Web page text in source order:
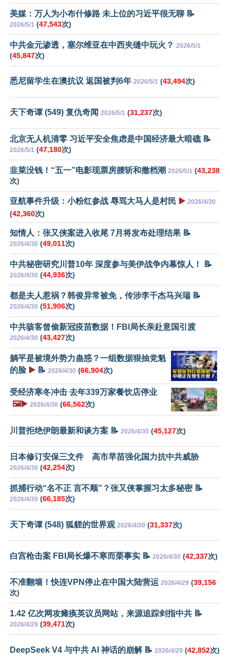
美媒：万人为小布什修路 未上位的习近平很无聊 📝
2026/5/1 (47,543次)
中共金元渗透，塞尔维亚在中西夹缝中玩火？ 2026/5/1
(45,847次)
悉尼留学生在澳抗议 返国被判6年 2026/5/1 (43,494次)
天下奇谭 (549) 复仇奇闻 2026/5/1 (31,237次)
北京无人机清零 习近平安全焦虑是中国经济最大暗礁 📝
2026/5/1 (47,180次)
韭菜没钱！“五一”电影现票房腰斩和撤档潮 2026/5/1 (43,238
次)
亚航事件升级：小粉红参战 辱骂大马人是村民 ▶️ 2026/4/30
(42,360次)
知情人：张又侠案进入收尾 7月将发布处理结果 📝
2026/4/30 (49,011次)
中共秘密研究川普10年 深度参与美伊战争内幕惊人！ 📝
2026/4/30 (44,936次)
都是夫人惹祸？韩俊异常被免，传涉李干杰马兴瑞 📝
2026/4/30 (51,906次)
中共骇客曾偷新冠疫苗数据！FBI局长亲赴意国引渡
2026/4/30 (43,427次)
躺平是被境外势力蛊惑？一组数据狠抽党魁
的脸 ▶️ 📝 2026/4/30 (66,904次)
受经济寒冬冲击 去年339万家餐饮店停业
🖼️▶️ 2026/4/30 (66,562次)
川普拒绝伊朗最新和谈方案 📝 2026/4/30 (45,127次)
日本修订安保三文件 高市早苗强化国力抗中共威胁
2026/4/30 (42,254次)
抓捕行动“名不正 言不顺”？张又侠掌握习太多秘密 📝
2026/4/30 (66,185次)
天下奇谭 (548) 狐貍的世界观 2026/4/30 (31,337次)
白宫枪击案 FBI局长爆不寒而栗事实 📝 2026/4/30 (42,337次)
不准翻墙！快连VPN停止在中国大陆营运 2026/4/29 (39,156
次)
1.42 亿次网攻瘫痪英议员网站，来源追踪剑指中共 📝
2026/4/29 (39,471次)
DeepSeek V4 与中共 AI 神话的崩解 📝 2026/4/29 (42,852次)